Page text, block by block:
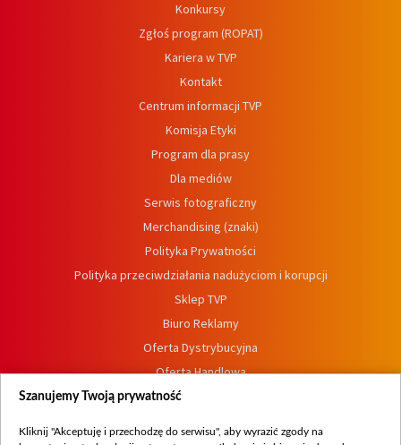
Konkursy
Zgłoś program (ROPAT)
Kariera w TVP
Kontakt
Centrum informacji TVP
Komisja Etyki
Program dla prasy
Dla mediów
Serwis fotograficzny
Merchandising (znaki)
Polityka Prywatności
Polityka przeciwdziałania nadużyciom i korupcji
Sklep TVP
Biuro Reklamy
Oferta Dystrybucyjna
Oferta Handlowa
Dostępność
Szanujemy Twoją prywatność
Kliknij "Akceptuję i przechodzę do serwisu", aby wyrazić zgody na